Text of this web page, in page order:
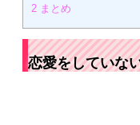
2 まとめ
恋愛をしていな